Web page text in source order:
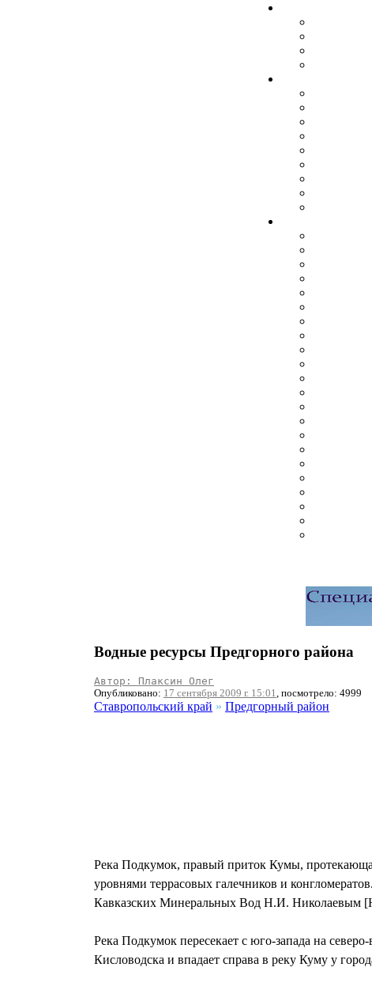
Водные ресурсы Предгорного района
Автор: Плаксин Олег
Опубликовано: 17 сентября 2009 г. 15:01, посмотрело: 4999
Ставропольский край » Предгорный район
Река Подкумок, правый приток Кумы,
уровнями террасовых галечников и
Кавказских Минеральных Вод Н.И. Николаевым
Река Подкумок пересекает с юго-запада на
Кисловодска и впадает справа в реку Куму у